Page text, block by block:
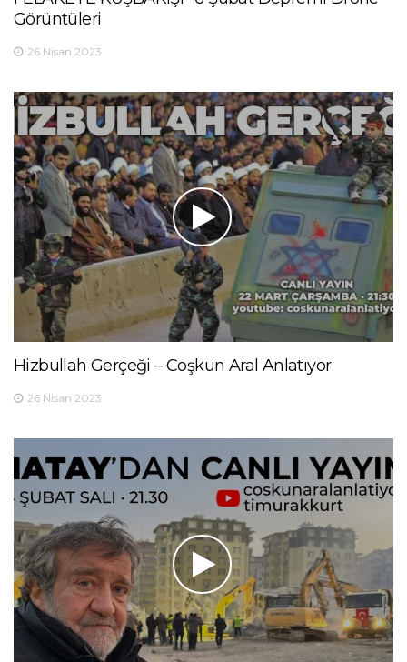
Görüntüleri
26 Nisan 2023
Hizbullah Gerçeği – Coşkun Aral Anlatıyor
26 Nisan 2023